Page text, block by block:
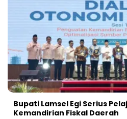
Bupati Lamsel Egi Serius
Kemandirian Fiskal Daerah